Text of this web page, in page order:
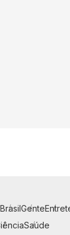
BrasilGente
Saúde